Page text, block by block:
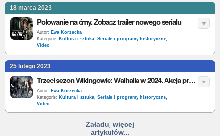
18 marca 2023
Polowanie na ćmy. Zobacz trailer nowego serialu
Autor: Ewa Korzecka
Kategorie: Kultura i sztuka, Seriale i programy historyczne,
Video
25 lutego 2023
Trzeci sezon Wikingowie: Walhalla w 2024. Akcja przenosi się do Konstantynopola
Autor: Ewa Korzecka
Kategorie: Kultura i sztuka, Seriale i programy historyczne,
Video
Załaduj więcej
artykułów...